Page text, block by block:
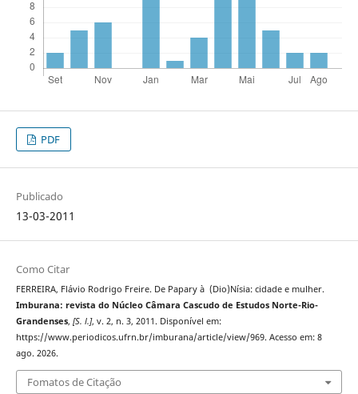
PDF
Publicado
13-03-2011
Como Citar
FERREIRA, Flávio Rodrigo Freire. De Papary à (Dio)Ní­sia: cidade e mulher.
Imburana: revista do Núcleo Câmara Cascudo de Estudos Norte-Rio-
Grandenses, [S. l.], v. 2, n. 3, 2011. Disponível em:
https://www.periodicos.ufrn.br/imburana/article/view/969. Acesso em: 8
ago. 2026.
Fomatos de Citação